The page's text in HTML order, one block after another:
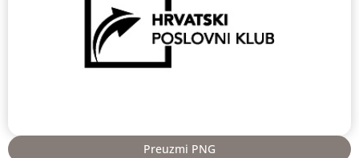
Preuzmi PNG